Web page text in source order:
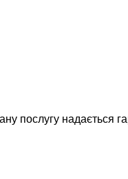
послугу надається